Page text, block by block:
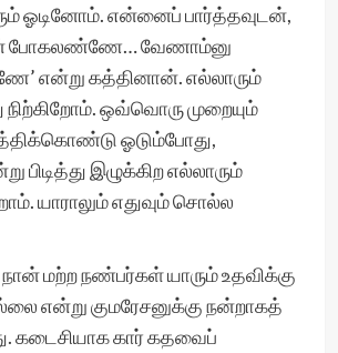
ஓடினோம். என்னைப் பார்த்தவுடன்,
போகலண்ணே… வேணாம்னு
என்று கத்தினான். எல்லாரும்
நிற்கிறோம். ஒவ்வொரு முறையும்
ஓடும்போது,
பிடித்து இழுக்கிற எல்லாரும்
யாராலும் எதுவும் சொல்ல
மற்ற நண்பர்கள் யாரும் உதவிக்கு
என்று குமரேசனுக்கு நன்றாகத்
கடைசியாக கார் கதவைப்